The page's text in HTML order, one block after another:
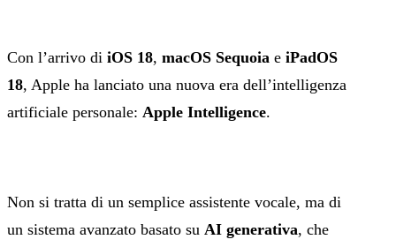
Con l’arrivo di iOS 18, macOS Sequoia e iPadOS
18, Apple ha lanciato una nuova era dell’intelligenza
artificiale personale: Apple Intelligence.
Non si tratta di un semplice assistente vocale, ma di
un sistema avanzato basato su AI generativa, che